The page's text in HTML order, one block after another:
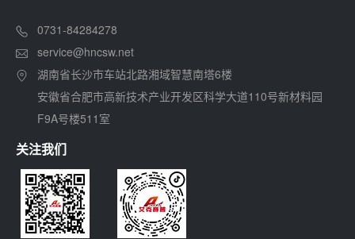
0731-84284278
service@hncsw.net
湖南省长沙市车站北路湘域智慧南塔6楼
安徽省合肥市高新技术产业开发区科学大道110号新材料园
F9A号楼511室
关注我们